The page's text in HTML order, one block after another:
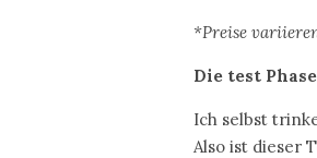
*Preise
Die test
Ich selbst
Also ist dieser